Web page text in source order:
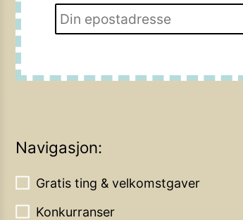
Navigasjon:
Gratis ting & velkomstgaver
Konkurranser